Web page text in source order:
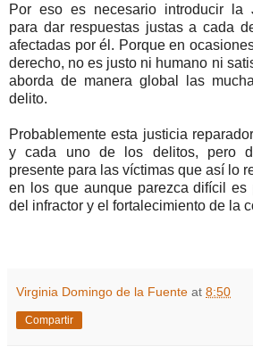
Por eso es necesario introducir la
para dar respuestas justas a cada
afectadas por él. Porque en
derecho, no es justo ni humano ni
aborda de manera global las
delito.
Probablemente esta justicia
y cada uno de los delitos, pero
presente para las víctimas que así lo
en los que aunque parezca difícil es
del infractor y el fortalecimiento de la
Virginia Domingo de la Fuente at 8:50
Compartir